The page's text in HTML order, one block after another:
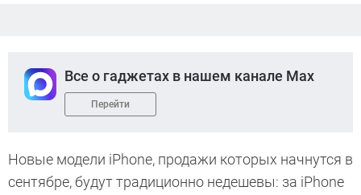
Все о гаджетах в нашем канале Max
Перейти
Новые модели iPhone, продажи которых начнутся в
сентябре, будут традиционно недешевы: за iPhone